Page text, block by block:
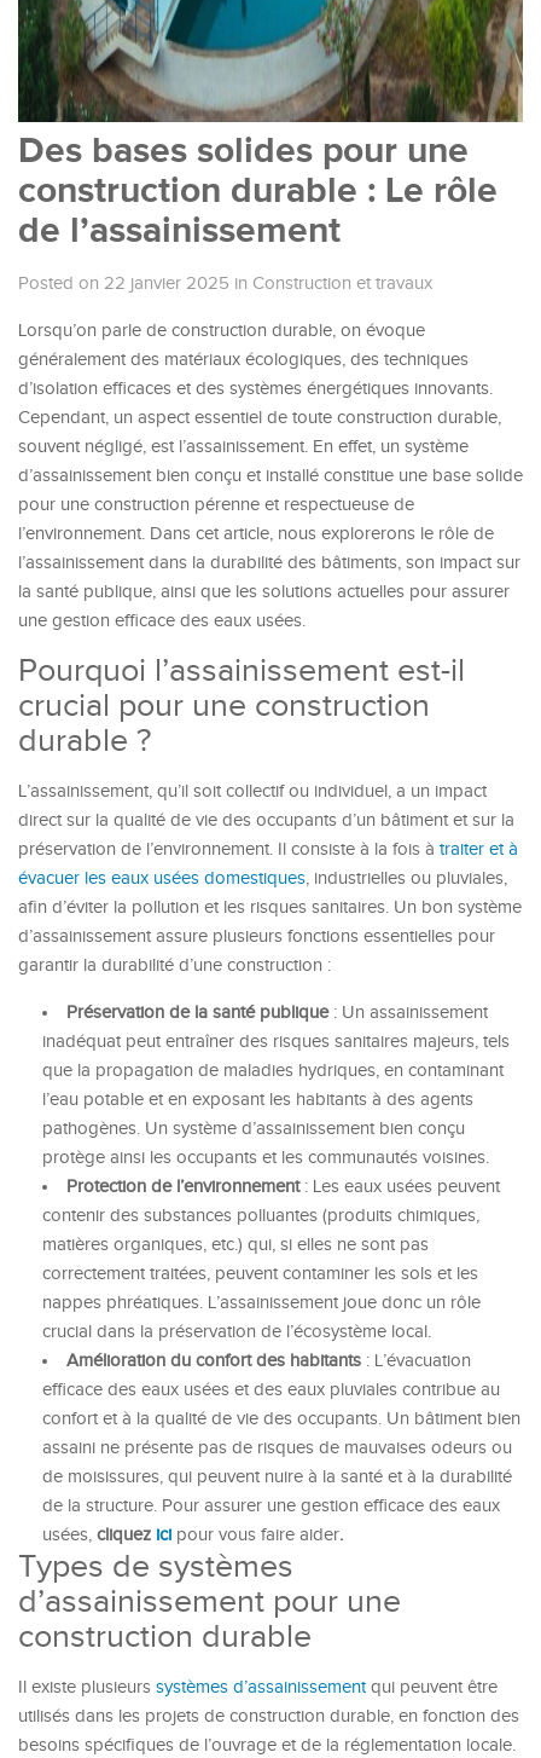
Des bases solides pour une
construction durable : Le rôle
de l’assainissement
Posted on 22 janvier 2025 in Construction et travaux
Lorsqu’on parle de construction durable, on évoque
généralement des matériaux écologiques, des techniques
d’isolation efficaces et des systèmes énergétiques innovants.
Cependant, un aspect essentiel de toute construction durable,
souvent négligé, est l’assainissement. En effet, un système
d’assainissement bien conçu et installé constitue une base solide
pour une construction pérenne et respectueuse de
l’environnement. Dans cet article, nous explorerons le rôle de
l’assainissement dans la durabilité des bâtiments, son impact sur
la santé publique, ainsi que les solutions actuelles pour assurer
une gestion efficace des eaux usées.
Pourquoi l’assainissement est-il
crucial pour une construction
durable ?
L’assainissement, qu’il soit collectif ou individuel, a un impact
direct sur la qualité de vie des occupants d’un bâtiment et sur la
préservation de l’environnement. Il consiste à la fois à traiter et à
évacuer les eaux usées domestiques, industrielles ou pluviales,
afin d’éviter la pollution et les risques sanitaires. Un bon système
d’assainissement assure plusieurs fonctions essentielles pour
garantir la durabilité d’une construction :
Préservation de la santé publique: Un assainissement
inadéquat peut entraîner des risques sanitaires majeurs, tels
que la propagation de maladies hydriques, en contaminant
l’eau potable et en exposant les habitants à des agents
pathogènes. Un système d’assainissement bien conçu
protège ainsi les occupants et les communautés voisines.
Protection de l’environnement: Les eaux usées peuvent
contenir des substances polluantes (produits chimiques,
matières organiques, etc.) qui, si elles ne sont pas
correctement traitées, peuvent contaminer les sols et les
nappes phréatiques. L’assainissement joue donc un rôle
crucial dans la préservation de l’écosystème local.
Amélioration du confort des habitants : L’évacuation
efficace des eaux usées et des eaux pluviales contribue au
confort et à la qualité de vie des occupants. Un bâtiment bien
assaini ne présente pas de risques de mauvaises odeurs ou
de moisissures, qui peuvent nuire à la santé et à la durabilité
de la structure. Pour assurer une gestion efficace des eaux
usées, cliquez ici pour vous faire aider.
Types de systèmes
d’assainissement pour une
construction durable
Il existe plusieurs systèmes d’assainissementqui peuvent être
utilisés dans les projets de construction durable, en fonction des
besoins spécifiques de l’ouvrage et de la réglementation locale.